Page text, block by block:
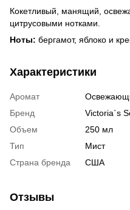
Кокетливый, манящий,
цитрусовыми нотками.
Ноты: бергамот, яблоко и
Характеристики
Аромат
Бренд
Victoria`s
Объем
250 мл
Тип
Мист
Страна бренда
США
Отзывы